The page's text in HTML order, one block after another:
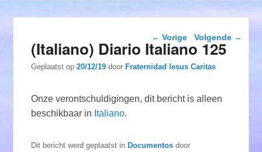
Berichtnavigatie
← Vorige Volgende →
(Italiano) Diario Italiano 125
Geplaatst op20/12/19 doorFraternidad Iesus Caritas
Onze verontschuldigingen, dit bericht is alleen
beschikbaar in Italiano.
Dit bericht werd geplaatst inDocumentos door